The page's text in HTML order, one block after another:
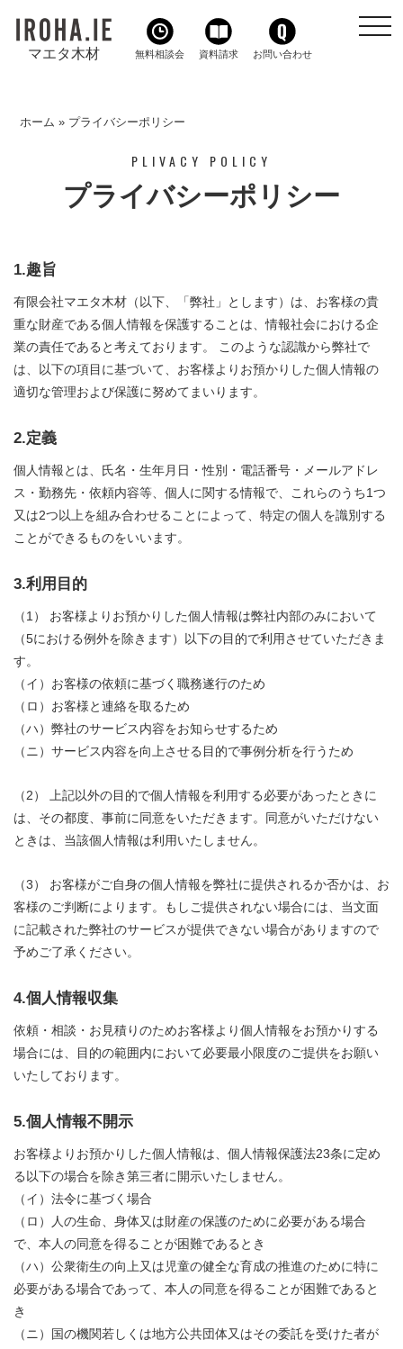
マエタ木材 無料相談会 資料請求 お問い合わせ
ホーム » プライバシーポリシー
PLIVACY POLICY
プライバシーポリシー
1.趣旨
有限会社マエタ木材（以下、「弊社」とします）は、お客様の貴
重な財産である個人情報を保護することは、情報社会における企
業の責任であると考えております。 このような認識から弊社で
は、以下の項目に基づいて、お客様よりお預かりした個人情報の
適切な管理および保護に努めてまいります。
2.定義
個人情報とは、氏名・生年月日・性別・電話番号・メールアドレ
ス・勤務先・依頼内容等、個人に関する情報で、これらのうち1つ
又は2つ以上を組み合わせることによって、特定の個人を識別する
ことができるものをいいます。
3.利用目的
（1） お客様よりお預かりした個人情報は弊社内部のみにおいて
（5における例外を除きます）以下の目的で利用させていただきま
す。
（イ）お客様の依頼に基づく職務遂行のため
（ロ）お客様と連絡を取るため
（ハ）弊社のサービス内容をお知らせするため
（ニ）サービス内容を向上させる目的で事例分析を行うため
（2） 上記以外の目的で個人情報を利用する必要があったときに
は、その都度、事前に同意をいただきます。同意がいただけない
ときは、当該個人情報は利用いたしません。
（3） お客様がご自身の個人情報を弊社に提供されるか否かは、お
客様のご判断によります。もしご提供されない場合には、当文面
に記載された弊社のサービスが提供できない場合がありますので
予めご了承ください。
4.個人情報収集
依頼・相談・お見積りのためお客様より個人情報をお預かりする
場合には、目的の範囲内において必要最小限度のご提供をお願い
いたしております。
5.個人情報不開示
お客様よりお預かりした個人情報は、個人情報保護法23条に定め
る以下の場合を除き第三者に開示いたしません。
（イ）法令に基づく場合
（ロ）人の生命、身体又は財産の保護のために必要がある場合
で、本人の同意を得ることが困難であるとき
（ハ）公衆衛生の向上又は児童の健全な育成の推進のために特に
必要がある場合であって、本人の同意を得ることが困難であると
き
（ニ）国の機関若しくは地方公共団体又はその委託を受けた者が